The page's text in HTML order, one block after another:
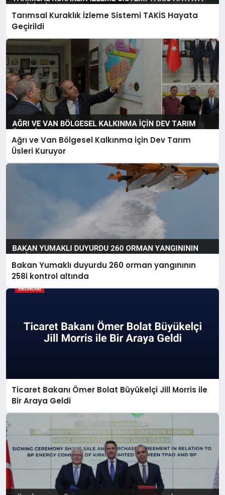
Tarımsal Kuraklık İzleme Sistemi TAKİS Hayata
Geçirildi
Ağrı ve Van Bölgesel Kalkınma İçin Dev Tarım
Üsleri Kuruyor
Bakan Yumaklı duyurdu 260 orman yangınının
258i kontrol altında
Ticaret Bakanı Ömer Bolat Büyükelçi Jill Morris ile
Bir Araya Geldi